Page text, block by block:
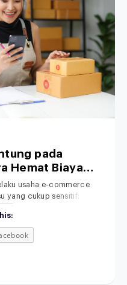
pada
Hemat Biaya
Anda
usaha e-commerce
yang cukup sensitif:
kekhawatiran serius.
persaingan pasar,
matang-matang